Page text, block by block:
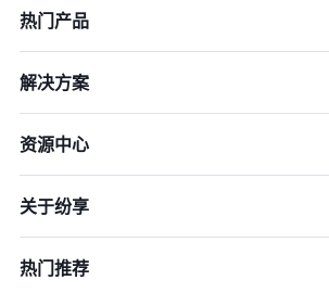
热门产品
解决方案
资源中心
关于纷享
热门推荐